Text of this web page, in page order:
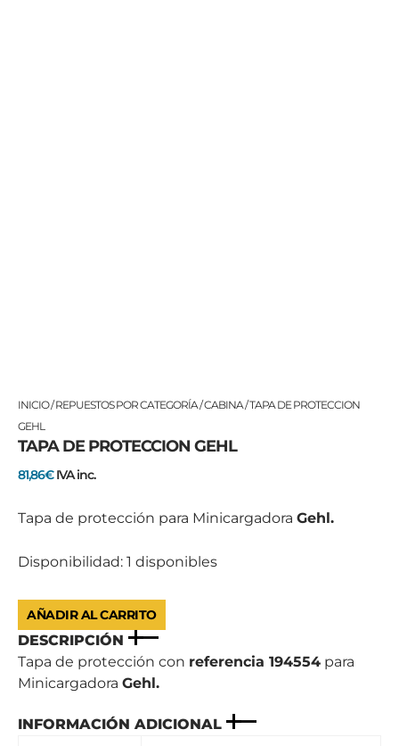
INICIO/REPUESTOS POR CATEGORÍA/CABINA/ TAPA DE PROTECCION
GEHL
TAPA DE PROTECCION GEHL
81,86€ IVA inc.
Tapa de protección para Minicargadora Gehl.
Disponibilidad: 1 disponibles
TAPA
DE
PROTECCION
GEHL
AÑADIR AL CARRITO
DESCRIPCIÓN
Tapa de protección con referencia 194554 para
Minicargadora Gehl.
INFORMACIÓN ADICIONAL